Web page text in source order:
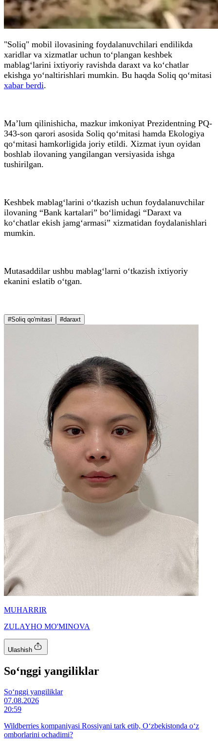
"Soliq" mobil ilovasining foydalanuvchilari endilikda
xaridlar va xizmatlar uchun to‘plangan keshbek
mablag‘larini ixtiyoriy ravishda daraxt va ko‘chatlar
ekishga yo‘naltirishlari mumkin. Bu haqda Soliq qo‘mitasi
xabar berdi.
Ma’lum qilinishicha, mazkur imkoniyat Prezidentning PQ-
343-son qarori asosida Soliq qo‘mitasi hamda Ekologiya
qo‘mitasi hamkorligida joriy etildi. Xizmat iyun oyidan
boshlab ilovaning yangilangan versiyasida ishga
tushirilgan.
Keshbek mablag‘larini o‘tkazish uchun foydalanuvchilar
ilovaning “Bank kartalari” bo‘limidagi “Daraxt va
ko‘chatlar ekish jamg‘armasi” xizmatidan foydalanishlari
mumkin.
Mutasaddilar ushbu mablag‘larni o‘tkazish ixtiyoriy
ekanini eslatib o‘tgan.
#Soliq qo'mitasi #daraxt
MUHARRIR
ZULAYHO MO'MINOVA
Ulashish
So‘nggi yangiliklar
So‘nggi yangiliklar
07.08.2026
20:59
Wildberries kompaniyasi Rossiyani tark etib, O‘zbekistonda o‘z
omborlarini ochadimi?